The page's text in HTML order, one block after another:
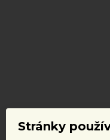
Stránky